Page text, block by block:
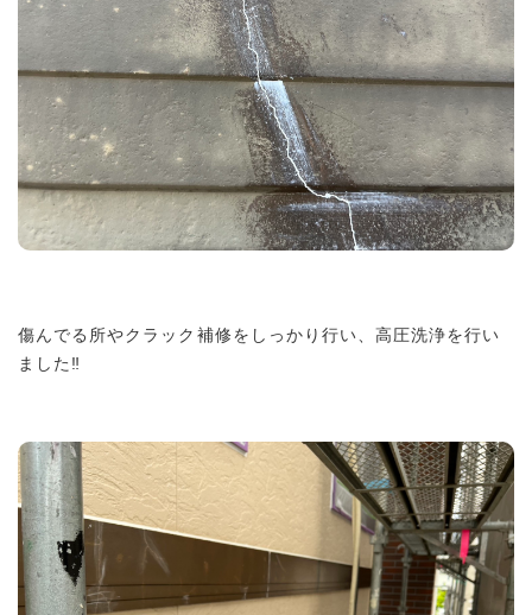
傷んでる所やクラック補修をしっかり行い、高圧洗浄を行い
ました‼︎